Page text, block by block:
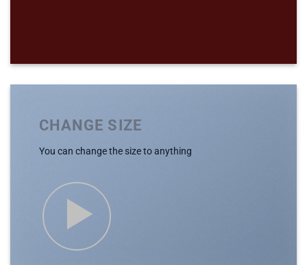
CHANGE SIZE
You can change the size to anything